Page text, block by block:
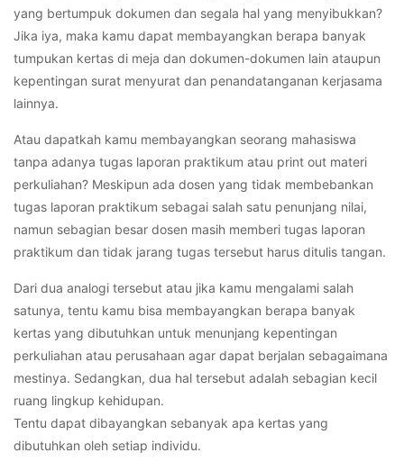
yang bertumpuk dokumen dan segala hal yang menyibukkan?
Jika iya, maka kamu dapat membayangkan berapa banyak
tumpukan kertas di meja dan dokumen-dokumen lain ataupun
kepentingan surat menyurat dan penandatanganan kerjasama
lainnya.
Atau dapatkah kamu membayangkan seorang mahasiswa
tanpa adanya tugas laporan praktikum atau print out materi
perkuliahan? Meskipun ada dosen yang tidak membebankan
tugas laporan praktikum sebagai salah satu penunjang nilai,
namun sebagian besar dosen masih memberi tugas laporan
praktikum dan tidak jarang tugas tersebut harus ditulis tangan.
Dari dua analogi tersebut atau jika kamu mengalami salah
satunya, tentu kamu bisa membayangkan berapa banyak
kertas yang dibutuhkan untuk menunjang kepentingan
perkuliahan atau perusahaan agar dapat berjalan sebagaimana
mestinya. Sedangkan, dua hal tersebut adalah sebagian kecil
ruang lingkup kehidupan.
Tentu dapat dibayangkan sebanyak apa kertas yang
dibutuhkan oleh setiap individu.